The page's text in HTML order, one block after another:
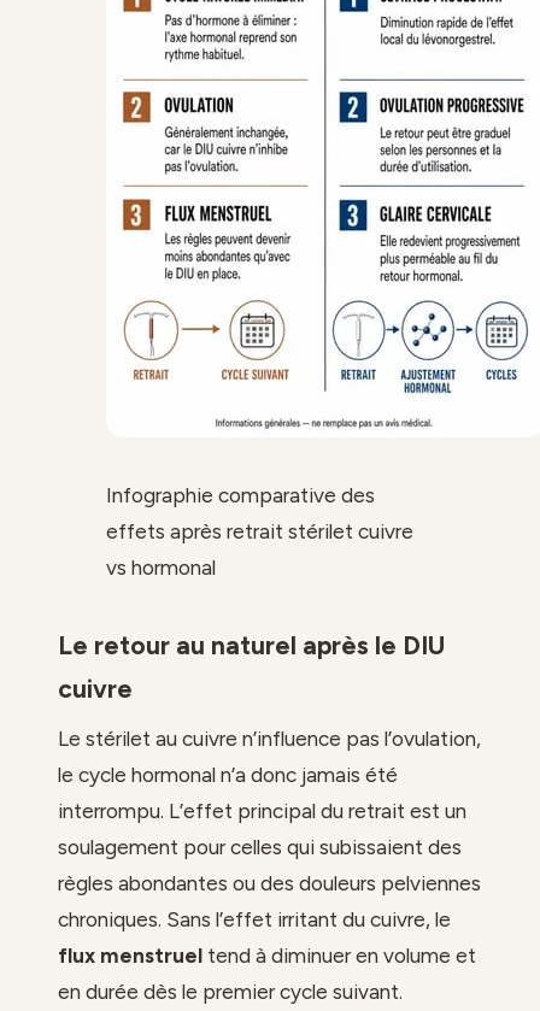
Infographie comparative des
effets après retrait stérilet cuivre
vs hormonal
Le retour au naturel après le DIU
cuivre
Le stérilet au cuivre n’influence pas l’ovulation,
le cycle hormonal n’a donc jamais été
interrompu. L’effet principal du retrait est un
soulagement pour celles qui subissaient des
règles abondantes ou des douleurs pelviennes
chroniques. Sans l’effet irritant du cuivre, le
flux menstruel tend à diminuer en volume et
en durée dès le premier cycle suivant.